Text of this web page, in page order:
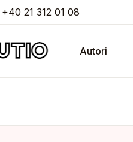
+40 21 312 01 08
Autori